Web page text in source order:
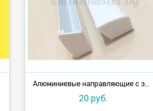
Алюминиевые направляющие с заглушками 1,33 м (П-образные)
20 руб.